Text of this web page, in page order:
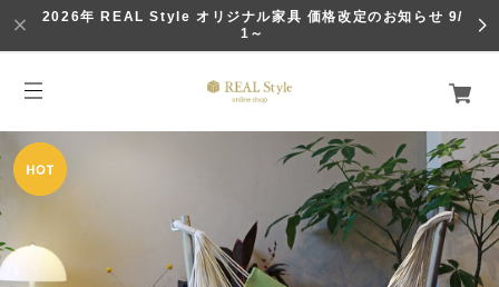
2026年 REAL Style オリジナル家具 価格改定のお知らせ 9/
1～